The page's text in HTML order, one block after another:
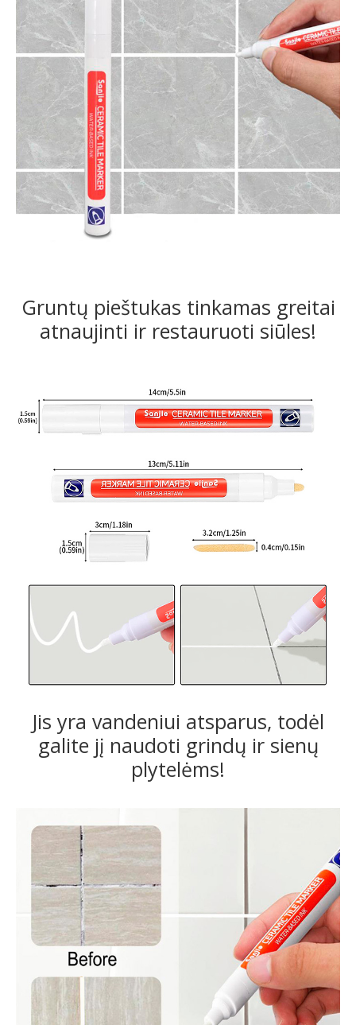
Gruntų pieštukas tinkamas greitai
atnaujinti ir restauruoti siūles!
Jis yra vandeniui atsparus, todėl
galite jį naudoti grindų ir sienų
plytelėms!